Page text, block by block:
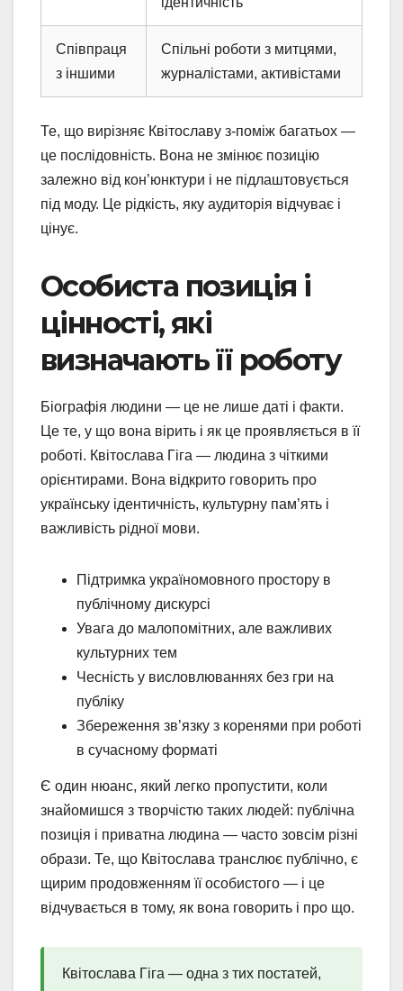
Співпраця
з іншими
Спільні роботи з митцями,
журналістами, активістами
Те, що вирізняє Квітославу з-поміж багатьох —
це послідовність. Вона не змінює позицію
залежно від кон’юнктури і не підлаштовується
під моду. Це рідкість, яку аудиторія відчуває і
цінує.
Особиста позиція і
цінності, які
визначають її роботу
Біографія людини — це не лише даті і факти.
Це те, у що вона вірить і як це проявляється в її
роботі. Квітослава Гіга — людина з чіткими
орієнтирами. Вона відкрито говорить про
українську ідентичність, культурну пам’ять і
важливість рідної мови.
Підтримка україномовного простору в
публічному дискурсі
Увага до малопомітних, але важливих
культурних тем
Чесність у висловлюваннях без гри на
публіку
Збереження зв’язку з коренями при роботі
в сучасному форматі
Є один нюанс, який легко пропустити, коли
знайомишся з творчістю таких людей: публічна
позиція і приватна людина — часто зовсім різні
образи. Те, що Квітослава транслює публічно, є
щирим продовженням її особистого — і це
відчувається в тому, як вона говорить і про що.
Квітослава Гіга — одна з тих постатей,